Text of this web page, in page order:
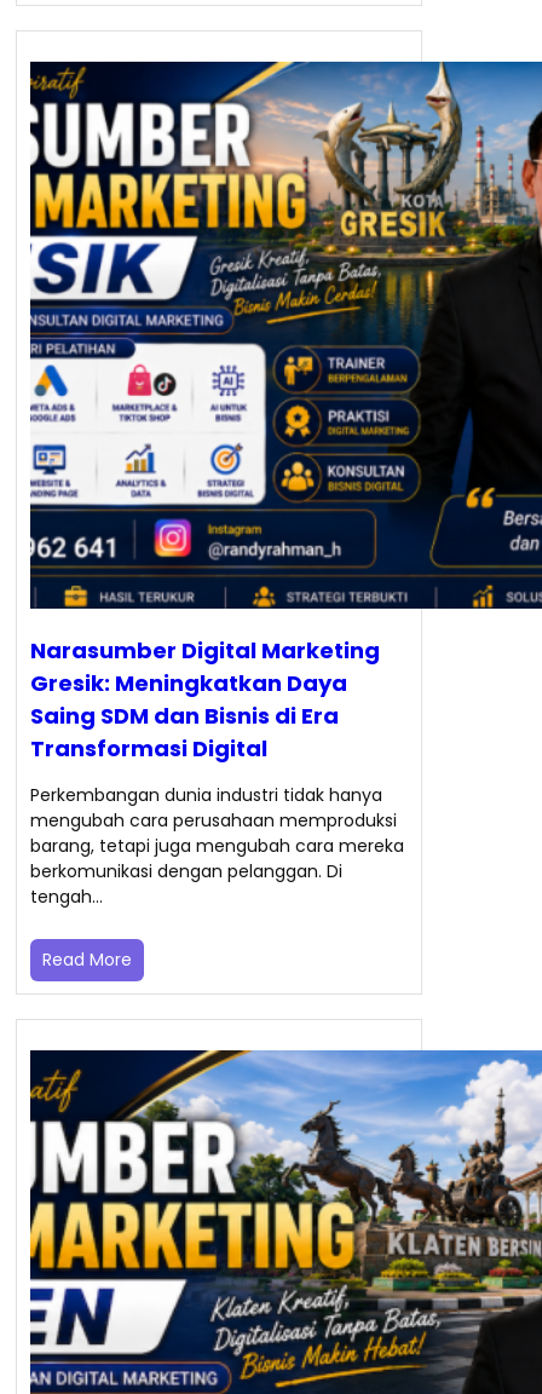
Narasumber Digital Marketing
Gresik: Meningkatkan Daya
Saing SDM dan Bisnis di Era
Transformasi Digital
Perkembangan dunia industri tidak hanya
mengubah cara perusahaan memproduksi
barang, tetapi juga mengubah cara mereka
berkomunikasi dengan pelanggan. Di
tengah…
Read More